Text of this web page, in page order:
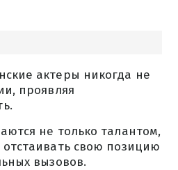
актеры никогда не
проявляя
не только талантом,
свою позицию
вызовов.